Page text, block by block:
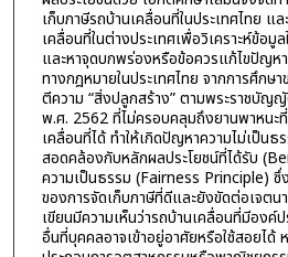
เก็บภาษีรถบ้านเคลื่อนที่ในประเทศไทย แ
เคลื่อนที่ในต่างประเทศเพื่อวิเคราะห์ข้อมู
และหาจุดบกพร่องหรือข้อควรแก้ไขปัญหา
ทางกฎหมายในประเทศไทย จากการศึก
ตีความ “สิ่งปลูกสร้าง” ตามพระราชบัญ
พ.ศ. 2562 ที่ไม่ครอบคลุมถึงยานพาหนะ
เคลื่อนที่ได้ ทำให้เกิดปัญหาความไม่เป็นธ
สอดคล้องกับหลักผลประโยชน์ที่ได้รับ
ความเป็นธรรม (Fairness Principle)
ของการจัดเก็บภาษีที่ดีและยังขัดต่อเจต
เขียนมีความเห็นว่ารถบ้านเคลื่อนที่มีองค์
อื่นที่บุคคลอาจเข้าอยู่อาศัยหรือใช้สอยได้